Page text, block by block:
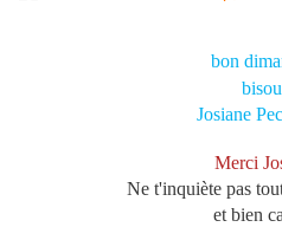
bon
Josiane
Merci
Ne t'inquiète pas
et bien